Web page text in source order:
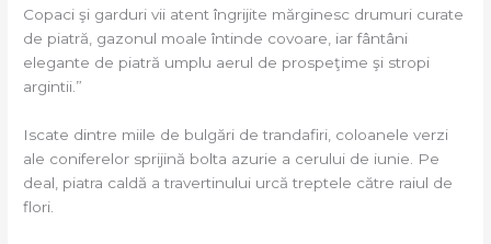
Copaci şi garduri vii atent îngrijite mărginesc drumuri curate
de piatră, gazonul moale întinde covoare, iar fântâni
elegante de piatră umplu aerul de prospeţime şi stropi
argintii.”
Iscate dintre miile de bulgări de trandafiri, coloanele verzi
ale coniferelor sprijină bolta azurie a cerului de iunie. Pe
deal, piatra caldă a travertinului urcă treptele către raiul de
flori.